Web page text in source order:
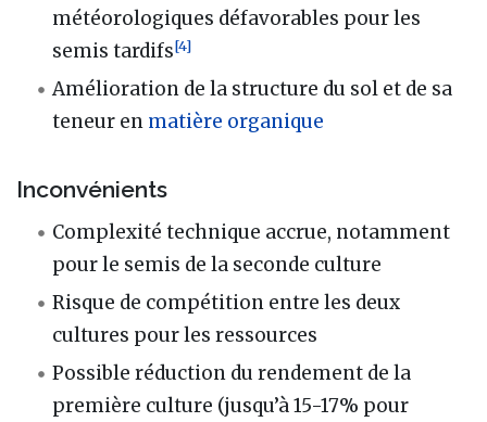
météorologiques défavorables pour les
semis tardifs[4]
Amélioration de la structure du sol et de sa
teneur en matière organique
Inconvénients
Complexité technique accrue, notamment
pour le semis de la seconde culture
Risque de compétition entre les deux
cultures pour les ressources
Possible réduction du rendement de la
première culture (jusqu’à 15-17% pour